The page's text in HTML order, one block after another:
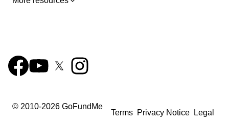
© 2010-2026 GoFundMe
Terms Privacy Notice Legal